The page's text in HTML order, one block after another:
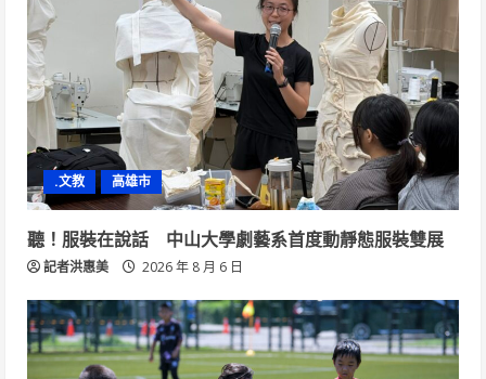
.文教 高雄市
聽！服裝在說話 中山大學劇藝系首度動靜態服裝雙展
記者洪惠美 2026 年 8 月 6 日